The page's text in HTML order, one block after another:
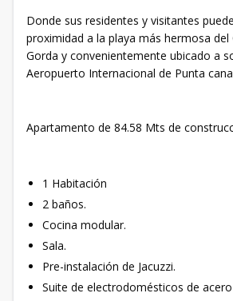
Donde sus residentes y visitantes
proximidad a la playa más hermosa del
Gorda y convenientemente ubicado a
Aeropuerto Internacional de Punta
Apartamento de 84.58 Mts de
1 Habitación
2 baños.
Cocina modular.
Sala.
Pre-instalación de Jacuzzi.
Suite de electrodomésticos de